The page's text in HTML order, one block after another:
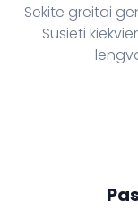
Sekite greitai
Susieti